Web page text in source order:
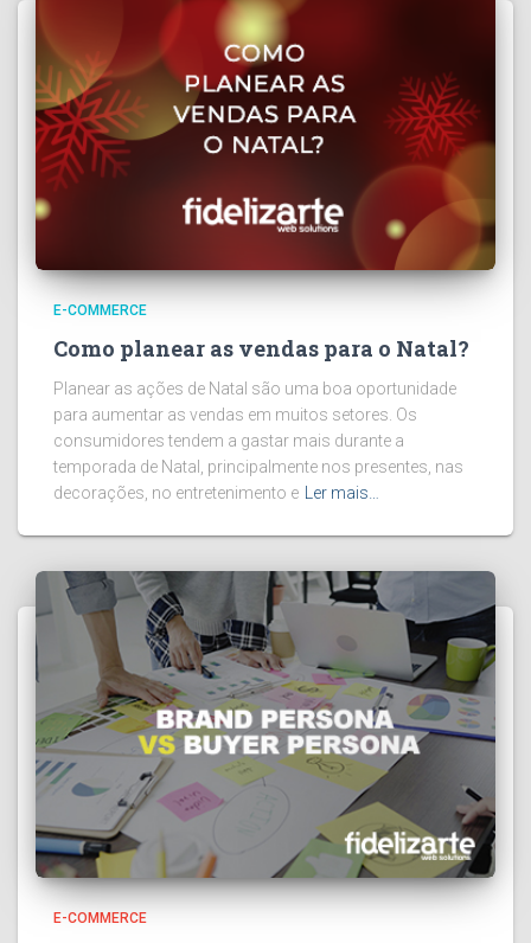
E-COMMERCE
Como planear as vendas para o Natal?
Planear as ações de Natal são uma boa oportunidade
para aumentar as vendas em muitos setores. Os
consumidores tendem a gastar mais durante a
temporada de Natal, principalmente nos presentes, nas
decorações, no entretenimento e Ler mais…
E-COMMERCE